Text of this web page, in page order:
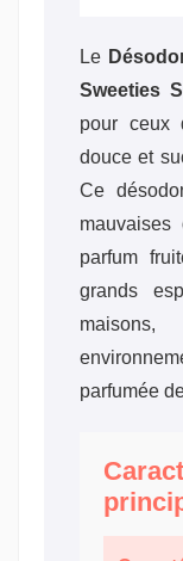
Le
Sweeties
pour ceux
douce et
Ce
parfum
grands
parfumée